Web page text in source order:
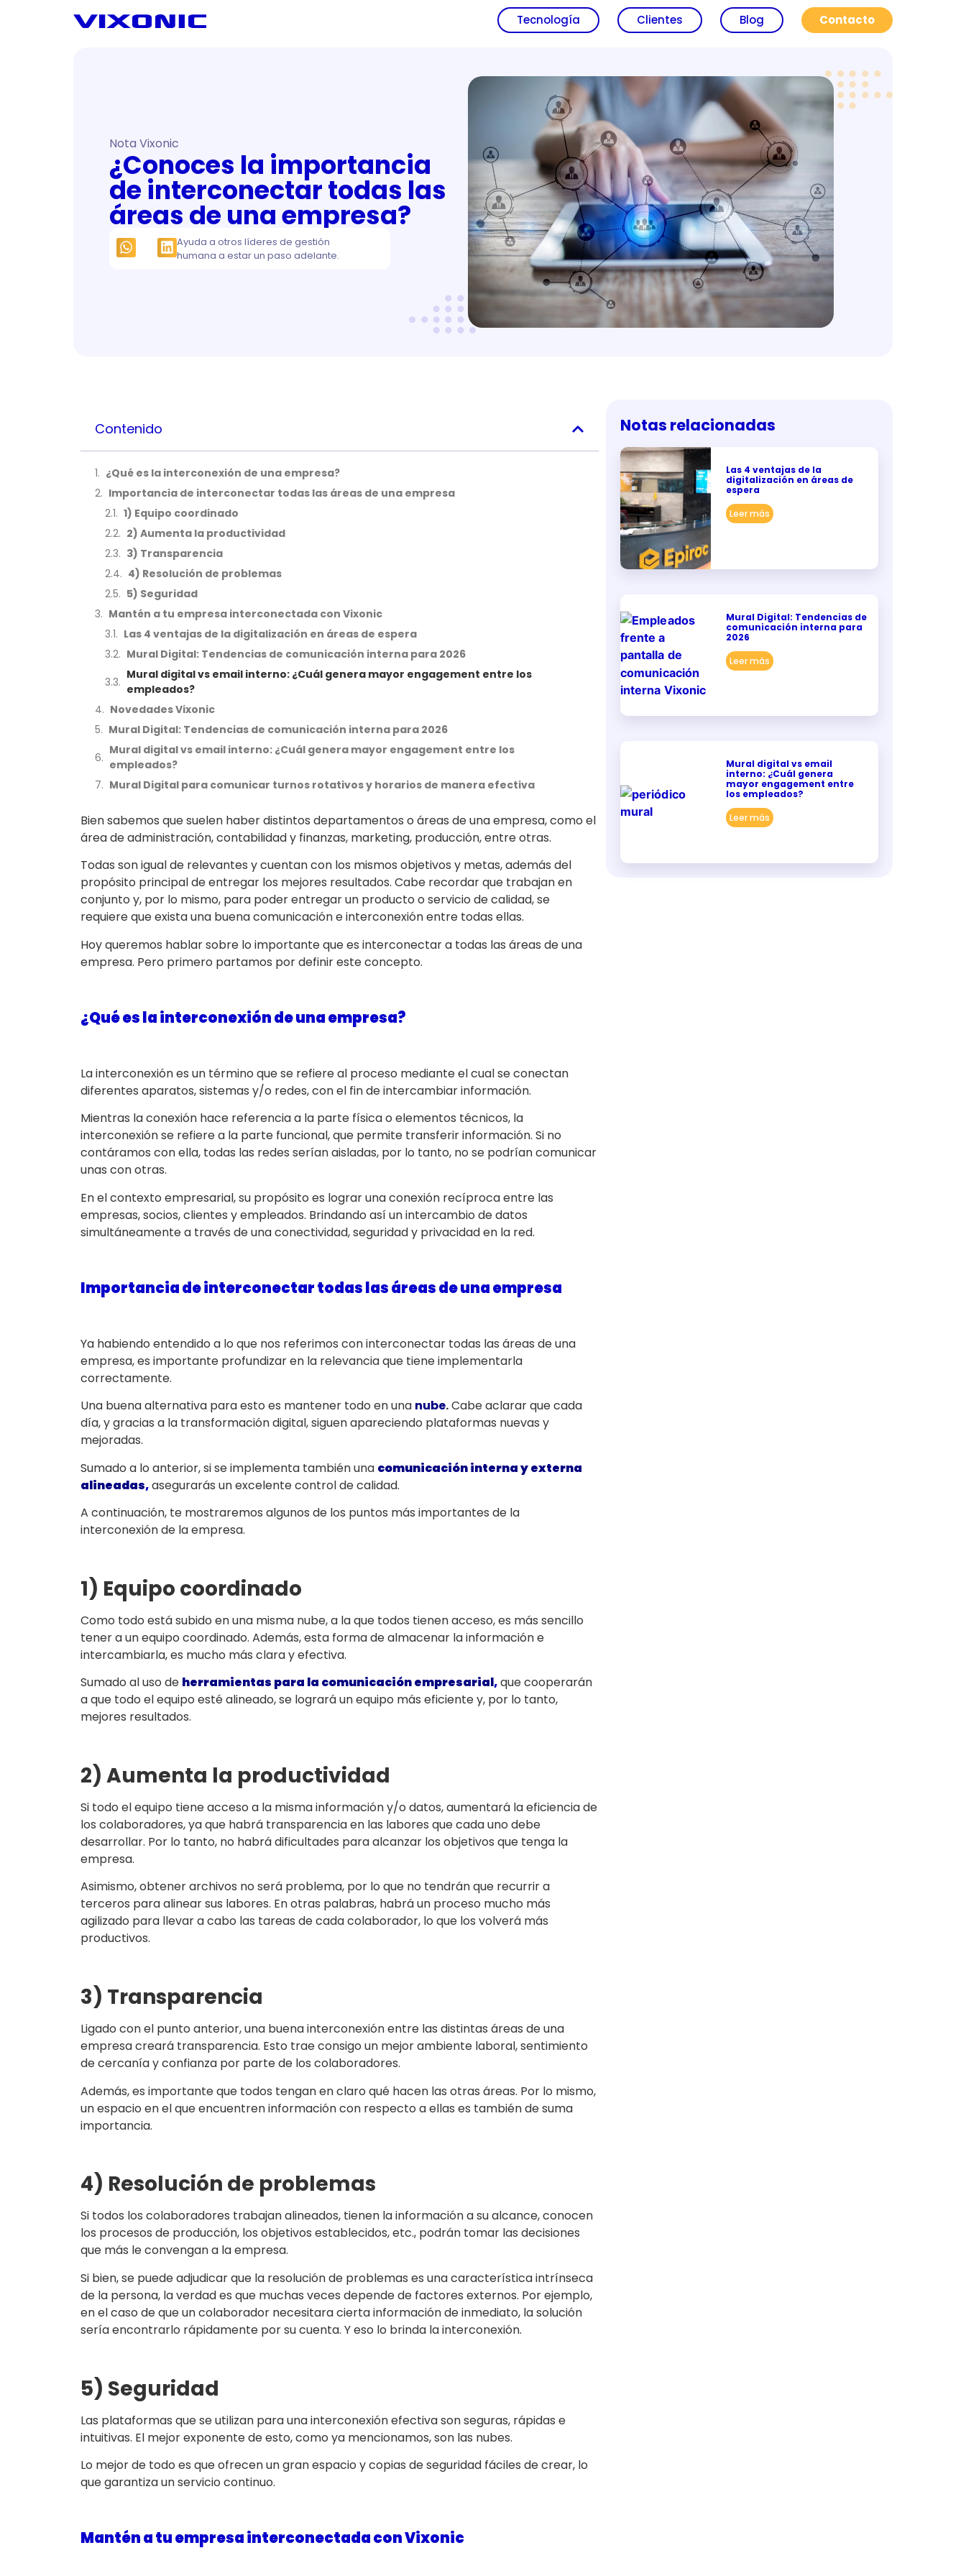
Tecnología Clientes Blog Contacto
Nota Vixonic
¿Conoces la importancia
de interconectar todas las
áreas de una empresa?
Ayuda a otros líderes de gestión
humana a estar un paso adelante.
Contenido
¿Qué es la interconexión de una empresa?
Importancia de interconectar todas las áreas de una empresa
1) Equipo coordinado
2) Aumenta la productividad
3) Transparencia
4) Resolución de problemas
5) Seguridad
Mantén a tu empresa interconectada con Vixonic
Las 4 ventajas de la digitalización en áreas de espera
Mural Digital: Tendencias de comunicación interna para 2026
Mural digital vs email interno: ¿Cuál genera mayor engagement entre los
empleados?
Novedades Vixonic
Mural Digital: Tendencias de comunicación interna para 2026
Mural digital vs email interno: ¿Cuál genera mayor engagement entre los
empleados?
Mural Digital para comunicar turnos rotativos y horarios de manera efectiva
Bien sabemos que suelen haber distintos departamentos o áreas de una empresa, como el
área de administración, contabilidad y finanzas, marketing, producción, entre otras.
Todas son igual de relevantes y cuentan con los mismos objetivos y metas, además del
propósito principal de entregar los mejores resultados. Cabe recordar que trabajan en
conjunto y, por lo mismo, para poder entregar un producto o servicio de calidad, se
requiere que exista una buena comunicación e interconexión entre todas ellas.
Hoy queremos hablar sobre lo importante que es interconectar a todas las áreas de una
empresa. Pero primero partamos por definir este concepto.
¿Qué es la interconexión de una empresa?
La interconexión es un término que se refiere al proceso mediante el cual se conectan
diferentes aparatos, sistemas y/o redes, con el fin de intercambiar información.
Mientras la conexión hace referencia a la parte física o elementos técnicos, la
interconexión se refiere a la parte funcional, que permite transferir información. Si no
contáramos con ella, todas las redes serían aisladas, por lo tanto, no se podrían comunicar
unas con otras.
En el contexto empresarial, su propósito es lograr una conexión recíprocaentre las
empresas, socios, clientes y empleados. Brindando así un intercambio de datos
simultáneamente a través de una conectividad, seguridad y privacidad en la red.
Importancia de interconectar todas las áreas de una empresa
Ya habiendo entendido a lo que nos referimos con interconectar todas las áreas de una
empresa, es importante profundizar en la relevancia que tiene implementarla
correctamente.
Una buena alternativa para esto es mantener todo en una nube.Cabe aclarar que cada
día, y gracias a la transformación digital, siguen apareciendo plataformas nuevas y
mejoradas.
Sumado a lo anterior, si se implementa también una comunicación interna y externa
alineadas,asegurarás un excelente control de calidad.
A continuación, te mostraremos algunos de los puntos más importantes de la
interconexión de la empresa.
1) Equipo coordinado
Como todo está subido en una misma nube, a la que todos tienen acceso, es más sencillo
tener a un equipo coordinado. Además, esta forma de almacenar la información e
intercambiarla, es mucho más clara y efectiva.
Sumado al uso de herramientas para la comunicación empresarial,que cooperarán
a que todo el equipo esté alineado, se logrará un equipo más eficiente y, por lo tanto,
mejores resultados.
2) Aumenta la productividad
Si todo el equipo tiene acceso a la misma información y/o datos, aumentará la eficiencia de
los colaboradores, ya que habrá transparencia en las labores que cada uno debe
desarrollar. Por lo tanto, no habrá dificultades para alcanzar los objetivos que tenga la
empresa.
Asimismo, obtener archivos no será problema, por lo que no tendrán que recurrir a
terceros para alinear sus labores. En otras palabras, habrá un proceso mucho más
agilizado para llevar a cabo las tareas de cada colaborador, lo que los volverá más
productivos.
3) Transparencia
Ligado con el punto anterior, una buena interconexión entre las distintas áreas de una
empresa creará transparencia. Esto trae consigo un mejor ambiente laboral, sentimiento
de cercanía y confianza por parte de los colaboradores.
Además, es importante que todos tengan en claro qué hacen las otras áreas. Por lo mismo,
un espacio en el que encuentren información con respecto a ellas es también de suma
importancia.
4) Resolución de problemas
Si todos los colaboradores trabajan alineados, tienen la información a su alcance, conocen
los procesos de producción, los objetivos establecidos, etc., podrán tomar las decisiones
que más le convengan a la empresa.
Si bien, se puede adjudicar que la resolución de problemas es una característica intrínseca
de la persona, la verdad es que muchas veces depende de factores externos. Por ejemplo,
en el caso de que un colaborador necesitara cierta información de inmediato, la solución
sería encontrarlo rápidamente por su cuenta. Y eso lo brinda la interconexión.
5) Seguridad
Las plataformas que se utilizan para una interconexión efectiva son seguras, rápidas e
intuitivas. El mejor exponente de esto, como ya mencionamos, son las nubes.
Lo mejor de todo es que ofrecen un gran espacio y copias de seguridad fáciles de crear, lo
que garantiza un servicio continuo.
Mantén a tu empresa interconectada con Vixonic
Notas relacionadas
Las 4 ventajas de la
digitalización en áreas de
espera
Leer más
Mural Digital: Tendencias de
comunicación interna para
2026
Leer más
Mural digital vs email
interno: ¿Cuál genera
mayor engagement entre
los empleados?
Leer más